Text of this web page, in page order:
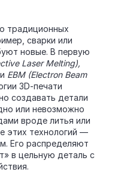
традиционных
сварки или
новые. В первую
Laser Melting),
и EBM (Electron Beam
3D‑печати
создавать детали
или невозможно
вроде литья или
этих технологий —
Его распределяют
в цельную деталь с